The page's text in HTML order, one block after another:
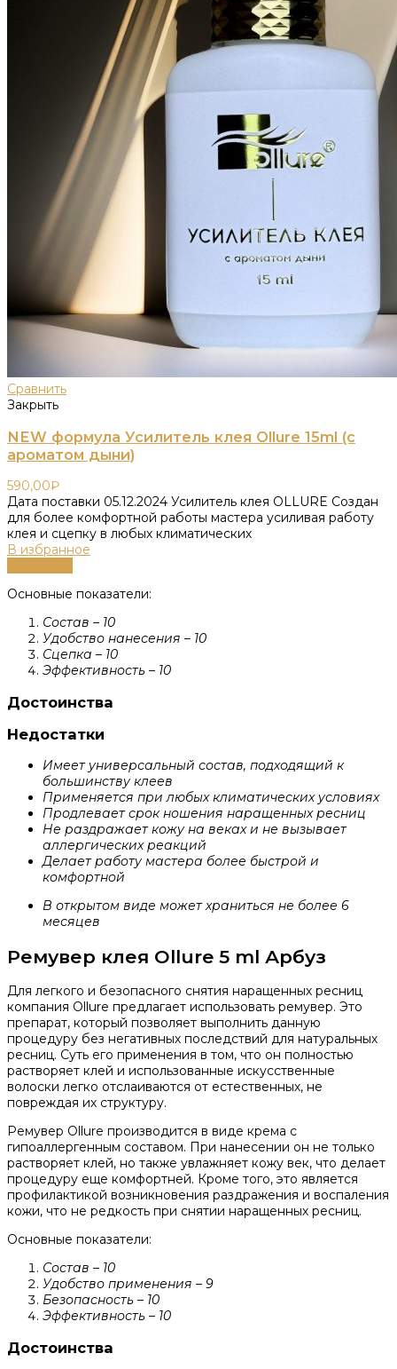
Сравнить
Закрыть
NEW формула Усилитель клея Ollure 15ml (с
ароматом дыни)
590,00₽
Дата поставки 05.12.2024 Усилитель клея OLLURE Создан
для более комфортной работы мастера усиливая работу
клея и сцепку в любых климатических
В избранное
Основные показатели:
Состав – 10
Удобство нанесения – 10
Сцепка – 10
Эффективность – 10
Достоинства
Недостатки
Имеет универсальный состав, подходящий к
большинству клеев
Применяется при любых климатических условиях
Продлевает срок ношения наращенных ресниц
Не раздражает кожу на веках и не вызывает
аллергических реакций
Делает работу мастера более быстрой и
комфортной
В открытом виде может храниться не более 6
месяцев
Ремувер клея Ollure 5 ml Арбуз
Для легкого и безопасного снятия наращенных ресниц
компания Ollure предлагает использовать ремувер. Это
препарат, который позволяет выполнить данную
процедуру без негативных последствий для натуральных
ресниц. Суть его применения в том, что он полностью
растворяет клей и использованные искусственные
волоски легко отслаиваются от естественных, не
повреждая их структуру.
Ремувер Ollure производится в виде крема с
гипоаллергенным составом. При нанесении он не только
растворяет клей, но также увлажняет кожу век, что делает
процедуру еще комфортней. Кроме того, это является
профилактикой возникновения раздражения и воспаления
кожи, что не редкость при снятии наращенных ресниц.
Основные показатели:
Состав – 10
Удобство применения – 9
Безопасность – 10
Эффективность – 10
Достоинства